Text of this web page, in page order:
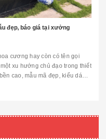
đẹp, báo giá tại xưởng
cương hay còn có tên gọi
xu hướng chủ đạo trong thiết
cao, mẫu mã đẹp, kiểu dáng